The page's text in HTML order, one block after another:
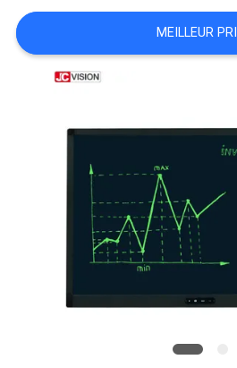
ACTUALITÉS
DEMANDEZ
UN DEVIS
MEILLEUR